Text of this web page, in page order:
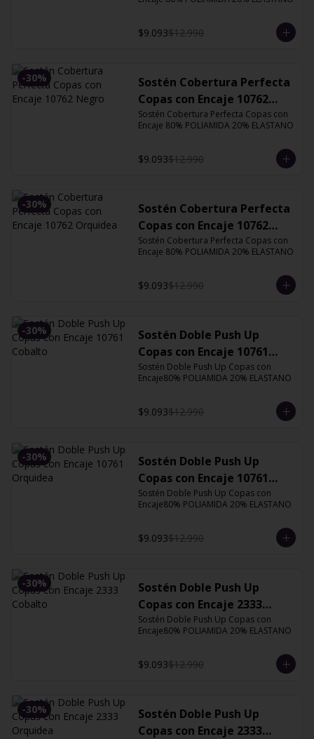
$9.093$12.990
-30%
Sostén Cobertura Perfecta
Copas con Encaje 10762
Negro
Sostén Cobertura Perfecta Copas con
Encaje 80% POLIAMIDA 20% ELASTANO
$9.093$12.990
-30%
Sostén Cobertura Perfecta
Copas con Encaje 10762
Orquidea
Sostén Cobertura Perfecta Copas con
Encaje 80% POLIAMIDA 20% ELASTANO
$9.093$12.990
-30%
Sostén Doble Push Up
Copas con Encaje 10761
Cobalto
Sostén Doble Push Up Copas con
Encaje80% POLIAMIDA 20% ELASTANO
$9.093$12.990
-30%
Sostén Doble Push Up
Copas con Encaje 10761
Orquidea
Sostén Doble Push Up Copas con
Encaje80% POLIAMIDA 20% ELASTANO
$9.093$12.990
-30%
Sostén Doble Push Up
Copas con Encaje 2333
Cobalto
Sostén Doble Push Up Copas con
Encaje80% POLIAMIDA 20% ELASTANO
$9.093$12.990
-30%
Sostén Doble Push Up
Copas con Encaje 2333